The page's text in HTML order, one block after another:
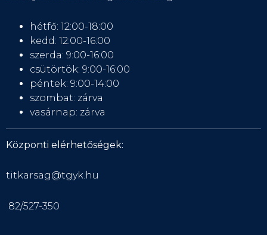
hétfő: 12:00-18:00
kedd: 12:00-16:00
szerda: 9:00-16:00
csütörtök: 9:00-16:00
péntek: 9:00-14:00
szombat: zárva
vasárnap: zárva
Központi elérhetőségek:
titkarsag@tgyk.hu
82/527-350